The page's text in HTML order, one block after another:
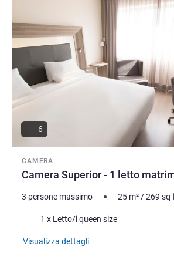
CAMERA
Camera Superior - 1 letto
6
3 persone massimo 25 m²/269 sq
Biancheria da letto
1 x Letto/i queen size
Visualizza dettagli